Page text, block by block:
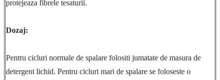
protejeaza fibrele tesaturii.
Dozaj:
Pentru cicluri normale de spalare folositi jumatate de masura de
detergent lichid. Pentru cicluri mari de spalare se foloseste o